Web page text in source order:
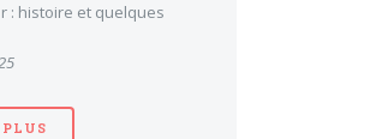
: histoire et quelques
PLUS